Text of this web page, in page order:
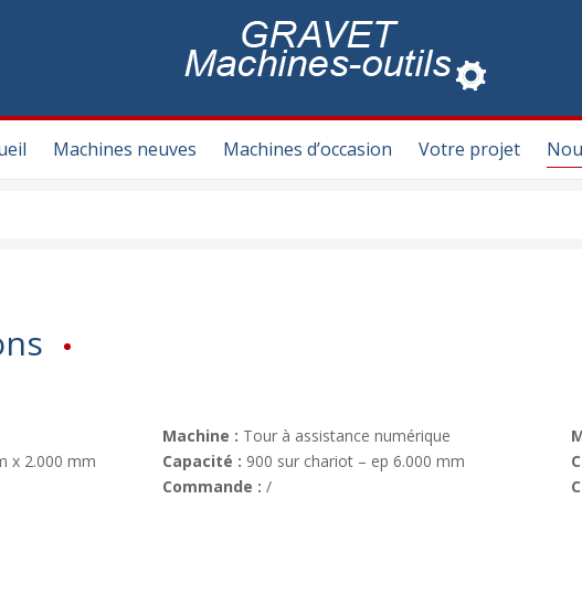
Machines neuves Machines d’occasion Votre projet
x 2.000 mm
Machine : Tour à assistance numérique
Capacité : 900 sur chariot – ep 6.000 mm
Commande : /